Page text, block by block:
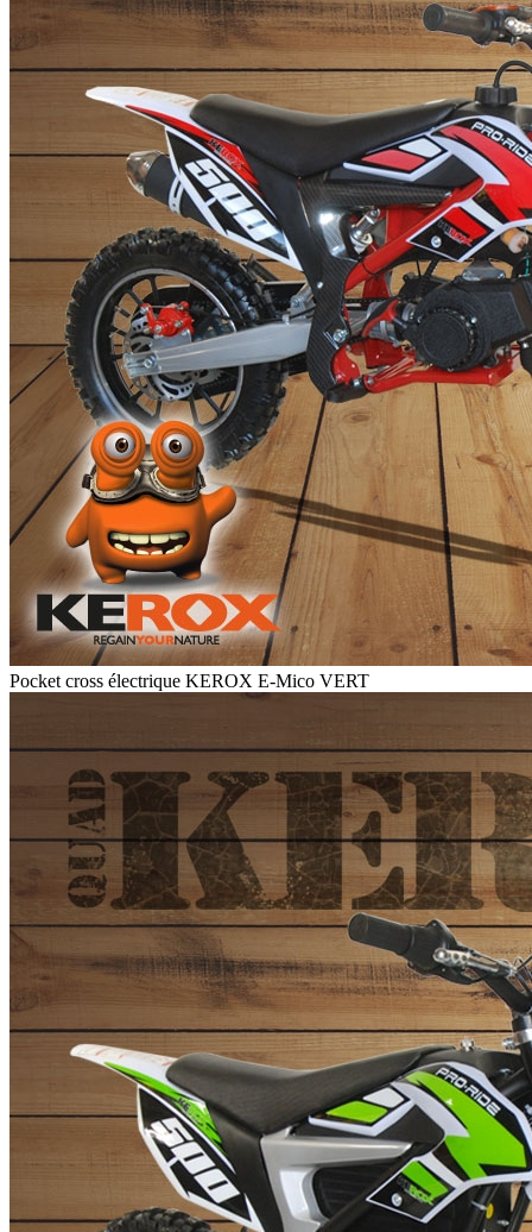
Pocket cross électrique KEROX E-Mico VERT